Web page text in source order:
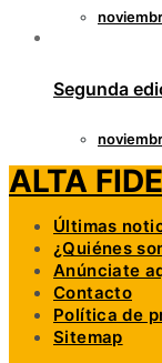
Segunda
ALTA
Últimas
¿Quiénes
Anúnciate
Contacto
Política de
Sitemap